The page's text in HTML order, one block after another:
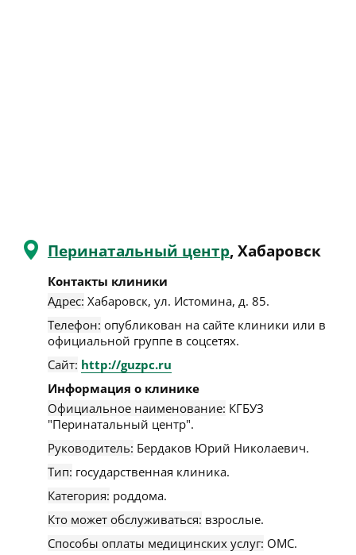
Перинатальный центр, Хабаровск
Контакты клиники
Адрес: Хабаровск, ул. Истомина, д. 85.
Телефон: опубликован на сайте клиники или в
официальной группе в соцсетях.
Сайт: http://guzpc.ru
Информация о клинике
Официальное наименование: КГБУЗ
"Перинатальный центр".
Руководитель: Бердаков Юрий Николаевич.
Тип: государственная клиника.
Категория: роддома.
Кто может обслуживаться: взрослые.
Способы оплаты медицинских услуг: ОМС.